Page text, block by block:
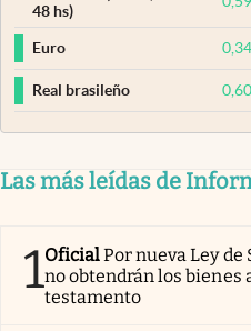
48 hs)
Euro
Real brasileño
Las más leídas de
1OficialPor nueva Ley
no obtendrán los
testamento